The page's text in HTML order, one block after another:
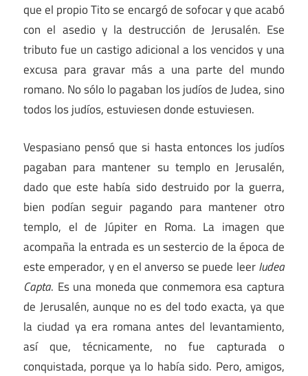
que el propio Tito se encargó de sofocar y que acabó
con el asedio y la destrucción de Jerusalén. Ese
tributo fue un castigo adicional a los vencidos y una
excusa para gravar más a una parte del mundo
romano. No sólo lo pagaban los judíos de Judea, sino
todos los judíos, estuviesen donde estuviesen.
Vespasiano pensó que si hasta entonces los judíos
pagaban para mantener su templo en Jerusalén,
dado que este había sido destruido por la guerra,
bien podían seguir pagando para mantener otro
templo, el de Júpiter en Roma. La imagen que
acompaña la entrada es un sestercio de la época de
este emperador, y en el anverso se puede leerIudea
Capta. Es una moneda que conmemora esa captura
de Jerusalén, aunque no es del todo exacta, ya que
la ciudad ya era romana antes del levantamiento,
así que, técnicamente, no fue capturada o
conquistada, porque ya lo había sido. Pero, amigos,